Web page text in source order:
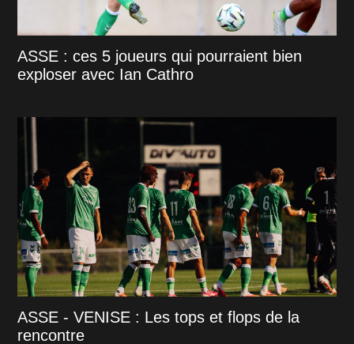
ASSE : ces 5 joueurs qui pourraient bien
exploser avec Ian Cathro
ASSE - VENISE : Les tops et flops de la
rencontre